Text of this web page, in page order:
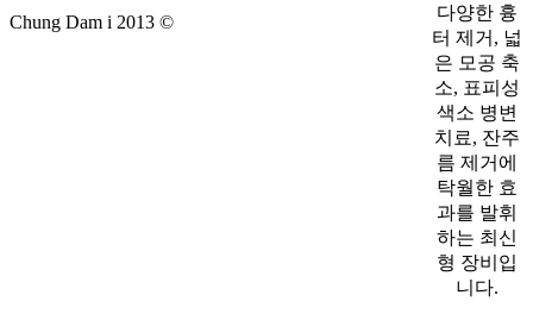
다양한 흉
터 제거, 넓
은 모공 축
소, 표피성
색소 병변
치료, 잔주
름 제거에
탁월한 효
과를 발휘
하는 최신
형 장비입
니다.
Chung Dam i 2013 ©